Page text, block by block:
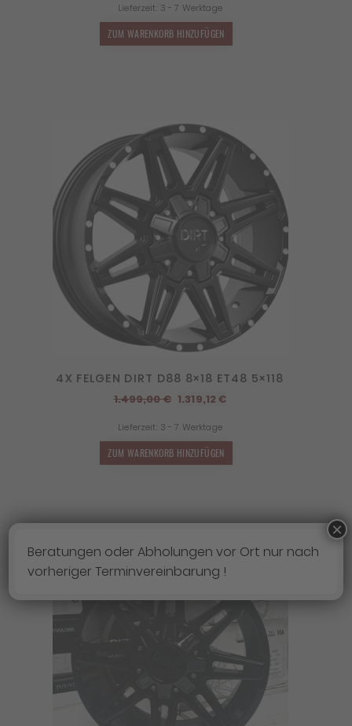
war:
1.499,00 €
Lieferzeit: 3 - 7 Werktage
ZUM WARENKORB HINZUFÜGEN
4X FELGEN DIRT D88 8×18 ET48 5×118
1.499,00€ Ursprünglicher
war:
1.499,00 €
1.319,12€Aktueller
Lieferzeit: 3 - 7 Werktage
ZUM WARENKORB HINZUFÜGEN
Beratungen oder Abholungen vor Ort nur nach
vorheriger Terminvereinbarung !
×